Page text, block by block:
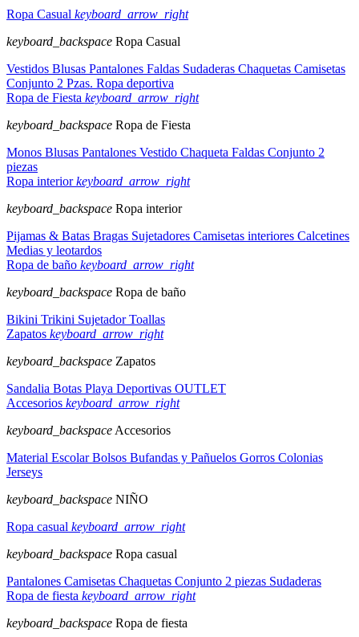
Ropa Casual keyboard_arrow_right
keyboard_backspace Ropa Casual
Vestidos Blusas Pantalones Faldas Sudaderas Chaquetas Camisetas
Conjunto 2 Pzas. Ropa deportiva
Ropa de Fiesta keyboard_arrow_right
keyboard_backspace Ropa de Fiesta
Monos Blusas Pantalones Vestido Chaqueta Faldas Conjunto 2
piezas
Ropa interiorkeyboard_arrow_right
keyboard_backspace Ropa interior
Pijamas & Batas Bragas Sujetadores Camisetas interiores Calcetines
Medias y leotardos
Ropa de baño keyboard_arrow_right
keyboard_backspace Ropa de baño
Bikini Trikini SujetadorToallas
Zapatos keyboard_arrow_right
keyboard_backspace Zapatos
Sandalia Botas Playa Deportivas OUTLET
Accesorios keyboard_arrow_right
keyboard_backspace Accesorios
Material EscolarBolsos Bufandas y Pañuelos Gorros Colonias
Jerseys
keyboard_backspace NIÑO
Ropa casual keyboard_arrow_right
keyboard_backspace Ropa casual
Pantalones Camisetas Chaquetas Conjunto 2 piezas Sudaderas
Ropa de fiesta keyboard_arrow_right
keyboard_backspace Ropa de fiesta